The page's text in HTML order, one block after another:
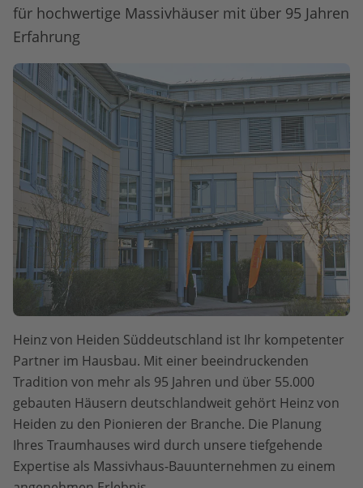
für hochwertige Massivhäuser mit über 95 Jahren
Erfahrung
Heinz von Heiden Süddeutschland ist Ihr kompetenter
Partner im Hausbau. Mit einer beeindruckenden
Tradition von mehr als 95 Jahren und über 55.000
gebauten Häusern deutschlandweit gehört Heinz von
Heiden zu den Pionieren der Branche. Die Planung
Ihres Traumhauses wird durch unsere tiefgehende
Expertise als Massivhaus-Bauunternehmen zu einem